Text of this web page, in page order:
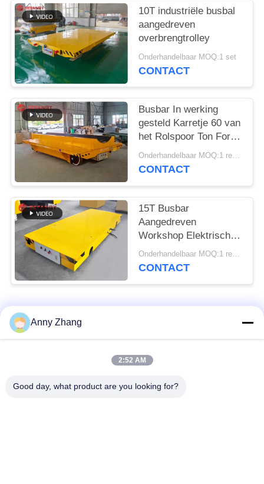
10T industriële busbal
aangedreven
overbrengtrolley
Onderhandelbaar MOQ:1 set
CONTACT
Busbar In werking
gesteld Karretje 60 van
het Rolspoor Ton For
Factory
Onderhandelbaar MOQ:1 reeks
CONTACT
15T Busbar
Aangedreven
Workshop Elektrisch
Behandelingsvoertuig
op Sporen
Onderhandelbaar MOQ:1 reeks/reeksen
CONTACT
populaire categorieën
ongebaande
Anny Zhang
2:52 AM
Good day, what product are you looking for?